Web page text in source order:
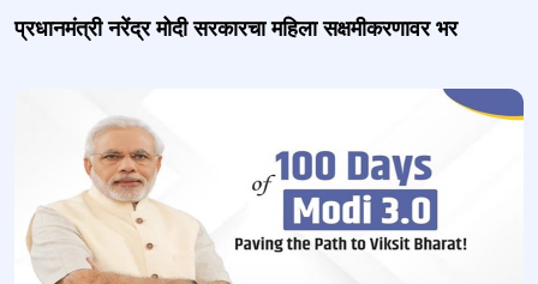
प्रधानमंत्री नरेंद्र मोदी सरकारचा महिला सक्षमीकरणावर भर